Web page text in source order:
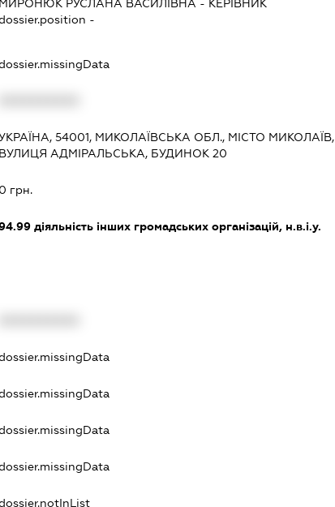
МИРОНЮК РУСЛАНА ВАСИЛІВНА - КЕРІВНИК
-
54001, МИКОЛАЇВСЬКА ОБЛ., МІСТО МИКОЛАЇВ,
ВУЛИЦЯ АДМІРАЛЬСЬКА, БУДИНОК 20
0 грн.
діяльність інших громадських організацій, н.в.і.у.